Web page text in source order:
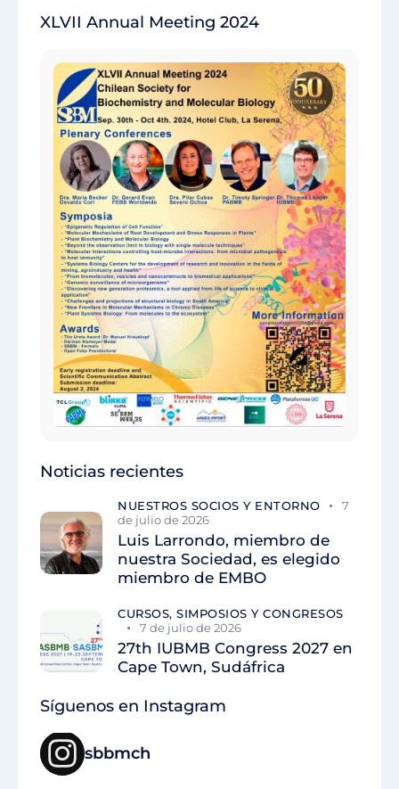
XLVII Annual Meeting 2024
Noticias recientes
NUESTROS SOCIOS Y ENTORNO
7
de julio de 2026
Luis Larrondo, miembro de
nuestra Sociedad, es elegido
miembro de EMBO
CURSOS, SIMPOSIOS Y CONGRESOS
7 de julio de 2026
27th IUBMB Congress 2027 en
Cape Town, Sudáfrica
Síguenos en Instagram
sbbmch